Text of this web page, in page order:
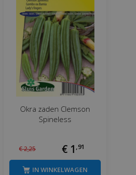
Okra zaden Clemson
Spineless
€2,25 € 1 ,91
IN WINKELWAGEN